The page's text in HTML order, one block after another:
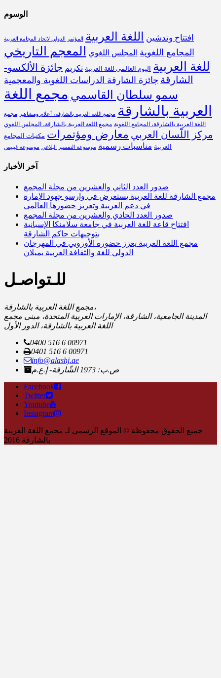
الوسوم
افتتاح وتدشين اللغة العربية المؤتمر الدولي لاتحاد المجامع العربية
المجامع اللغوية المجلس اللغوي
المعجم التاريخي
للغة العربية
اليوم العالمي للغة العربية تكريم جائزة الألكسو-
الشارقة جائزة الشارقة الدراسات اللغوية والمعجمية
سمو سلطان القاسمي مجمع اللغة
العربية بالشارقة
مجمع اللغة العربية بالشارقة، أعلام ومشاهير
مجمع
اللغة العربية بالشارقة، المجامع اللغوية مجمع اللغة العربية بالشارقة، المجلس اللغوي
مركز اللّسان العربي معارض ومؤتمرات مكتبات المجامع
العربية مناسبات رسمية موسوعة التفسير البلاغي موسوعة غينيس
آخر الأخبار
صدور العدد الثاني والعشرين من مجلة المجمع
مجمع الشارقة للغة العربية يستعرض في وارسو جهود الإمارة
في دعم العربية وتعزيز حضورها العالمي
صدور العدد الحادي والعشرين من مجلة المجمع
افتتاح قاعة للغة العربية في جامعة سلامنكا الإسبانية
بتوجيهات حاكم الشارقة
مجمع اللغة العربية يعزز حضوره الأوروبي في المهرجان
الدولي للغة والثقافة العربية بميلان
للـتواصـل
مجمع اللغة العربية بالشارقة،
المدينة الجامعية، الشارقة، الإمارات العربية المتحدة، مبنى مجمع
اللغة العربية بالشارقة، الدور الأول
0400 516 6 00971
0401 516 6 00971
info@alashj.ae
ص.ب: 1973 الشّارقة- إ.ع.م
Facebook
Twitter
Youtube
Instagram
جميع الحقوق محفوظة © الموقع الرسمي لـ مجمع اللغة العربية
بالشارقة 2016